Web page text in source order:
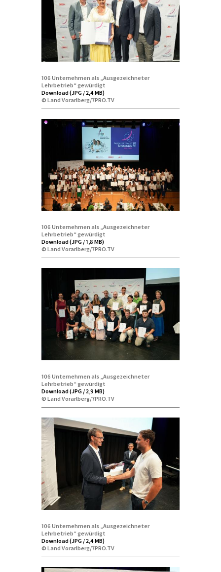
106 Unternehmen als „Ausgezeichneter
Lehrbetrieb“ gewürdigt
Download (JPG / 2,4 MB)
© Land Vorarlberg/7PRO.TV
106 Unternehmen als „Ausgezeichneter
Lehrbetrieb“ gewürdigt
Download (JPG / 1,8 MB)
© Land Vorarlberg/7PRO.TV
106 Unternehmen als „Ausgezeichneter
Lehrbetrieb“ gewürdigt
Download (JPG / 2,9 MB)
© Land Vorarlberg/7PRO.TV
106 Unternehmen als „Ausgezeichneter
Lehrbetrieb“ gewürdigt
Download (JPG / 2,4 MB)
© Land Vorarlberg/7PRO.TV